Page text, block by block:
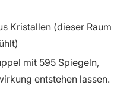
Kristallen (dieser Raum
mit 595 Spiegeln,
entstehen lassen.